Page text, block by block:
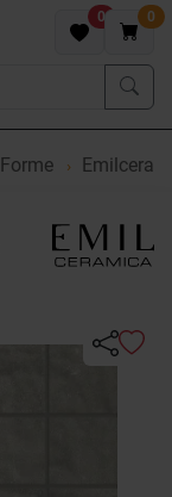
0 0
Forme